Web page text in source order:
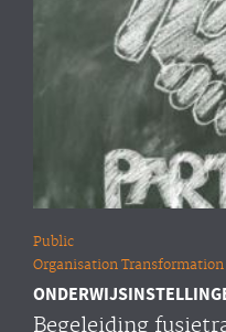
Public
Organisation Transformation
Begeleiding